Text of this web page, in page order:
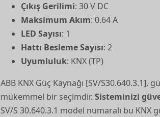
Çıkış Gerilimi: 30 V DC
Maksimum Akım: 0.64 A
LED Sayısı: 1
Hattı Besleme Sayısı: 2
Uyumluluk: KNX (TP)
ABB KNX Güç Kaynağı [SV/S30.640.3.1],
mükemmel bir seçimdir. Sisteminizi
SV/S 30.640.3.1 model numaralı bu KNX